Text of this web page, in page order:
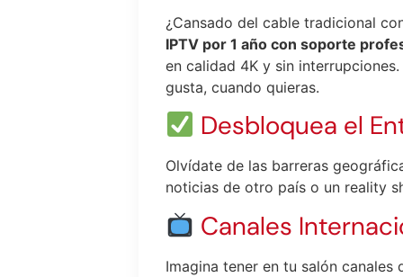
¿Cansado del cable tradicional
IPTV por 1 año con soporte
en calidad 4K y sin
gusta, cuando quieras.
Desbloquea el
Olvídate de las barreras
noticias de otro país o un reality
Canales
Imagina tener en tu salón canales